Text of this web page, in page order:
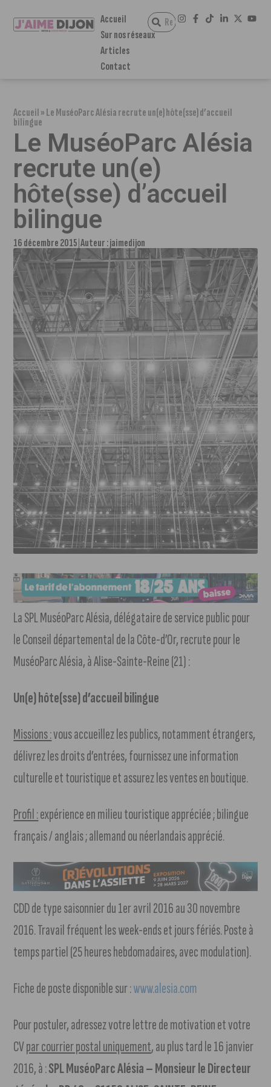
Accueil
Sur nos réseaux
Articles
Contact
Accueil»Le MuséoParc Alésia recrute un(e) hôte(sse) d’accueil
bilingue
Le MuséoParc Alésia
recrute un(e)
hôte(sse) d’accueil
bilingue
16 décembre 2015 Auteur :jaimedijon
La SPL MuséoParc Alésia, délégataire de service public pour
le Conseil départemental de la Côte-d’Or, recrute pour le
MuséoParc Alésia, à Alise-Sainte-Reine (21) :
Un(e) hôte(sse) d’accueil bilingue
Missions :vous accueillez les publics, notamment étrangers,
délivrez les droits d’entrées, fournissez une information
culturelle et touristique et assurez les ventes en boutique.
Profil :expérience en milieu touristique appréciée ; bilingue
français / anglais ; allemand ou néerlandais apprécié.
CDD de type saisonnier du 1er avril 2016 au 30 novembre
2016. Travail fréquent les week-ends et jours fériés. Poste à
temps partiel (25 heures hebdomadaires, avec modulation).
Fiche de poste disponible sur :www.alesia.com
Pour postuler, adressez votre lettre de motivation et votre
CVpar courrier postal uniquement, au plus tard le 16 janvier
2016, à :SPL MuséoParc Alésia – Monsieur le Directeur